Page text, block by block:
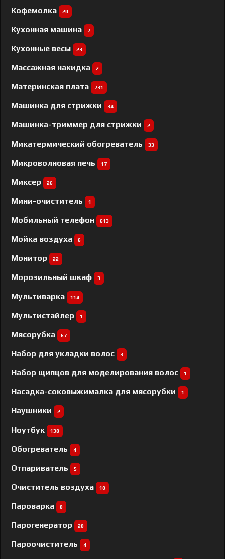
Кофемолка 20
Кухонная машина 7
Кухонные весы 23
Массажная накидка 2
Материнская плата 731
Машинка для стрижки 34
Машинка-триммер для стрижки 2
Микатермический обогреватель 33
Микроволновая печь 17
Миксер 26
Мини-очиститель 1
Мобильный телефон 613
Мойка воздуха 6
Монитор 22
Морозильный шкаф 3
Мультиварка 114
Мультистайлер 1
Мясорубка 67
Набор для укладки волос 3
Набор щипцов для моделирования волос 1
Насадка-соковыжималка для мясорубки 1
Наушники 2
Ноутбук 138
Обогреватель 4
Отпариватель 5
Очиститель воздуха 10
Пароварка 8
Парогенератор 28
Пароочиститель 4